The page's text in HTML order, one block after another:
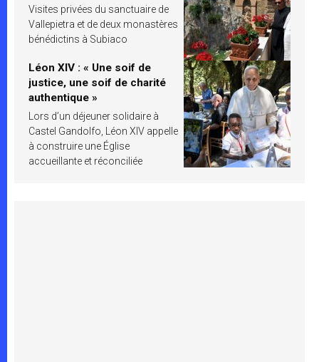
Visites privées du sanctuaire de
Vallepietra et de deux monastères
bénédictins à Subiaco
Léon XIV : « Une soif de
justice, une soif de charité
authentique »
Lors d’un déjeuner solidaire à
Castel Gandolfo, Léon XIV appelle
à construire une Église
accueillante et réconciliée